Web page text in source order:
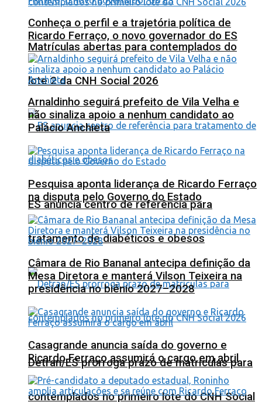
Matrículas abertas para contemplados do
lote 2 da CNH Social 2026
ES anuncia centro de referência para
tratamento de diabéticos e obesos
Detran/ES prorroga prazo de matrículas para
contemplados no primeiro lote do CNH Social
Conheça o perfil e a trajetória política de
Ricardo Ferraço, o novo governador do ES
Arnaldinho seguirá prefeito de Vila Velha e
não sinaliza apoio a nenhum candidato ao
Palácio Anchieta
Pesquisa aponta liderança de Ricardo Ferraço
na disputa pelo Governo do Estado
Câmara de Rio Bananal antecipa definição da
Mesa Diretora e manterá Vilson Teixeira na
presidência no biênio 2027–2028
Casagrande anuncia saída do governo e
Ricardo Ferraço assumirá o cargo em abril